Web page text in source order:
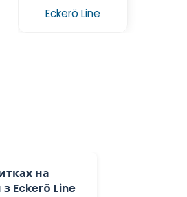
Eckerö Line
на
з Eckerö Line